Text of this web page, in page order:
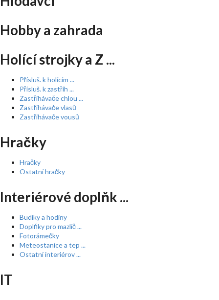
Hobby a zahrada
Holící strojky a Z ...
Přísluš. k holícím ...
Přísluš. k zastřih ...
Zastřihávače chlou ...
Zastřihávače vlasů
Zastřihávače vousů
Hračky
Hračky
Ostatní hračky
Interiérové doplňk ...
Budíky a hodiny
Doplňky pro mazlíč ...
Fotorámečky
Meteostanice a tep ...
Ostatní interiérov ...
IT